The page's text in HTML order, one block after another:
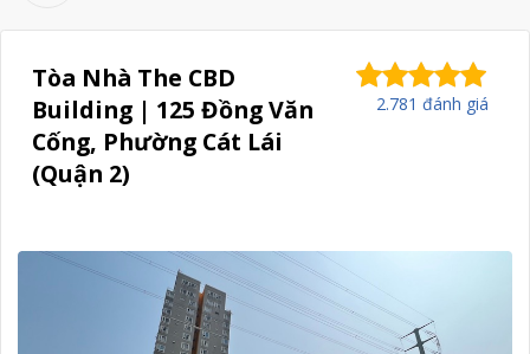
Tòa Nhà The CBD
Building | 125 Đồng Văn
Cống, Phường Cát Lái
(Quận 2)
2.781 đánh giá